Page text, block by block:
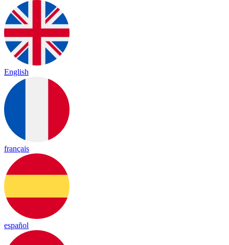
English
français
español